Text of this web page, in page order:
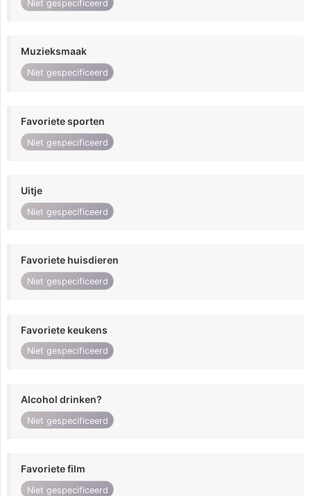
Niet gespecificeerd
Muzieksmaak
Niet gespecificeerd
Favoriete sporten
Niet gespecificeerd
Uitje
Niet gespecificeerd
Favoriete huisdieren
Niet gespecificeerd
Favoriete keukens
Niet gespecificeerd
Alcohol drinken?
Niet gespecificeerd
Favoriete film
Niet gespecificeerd